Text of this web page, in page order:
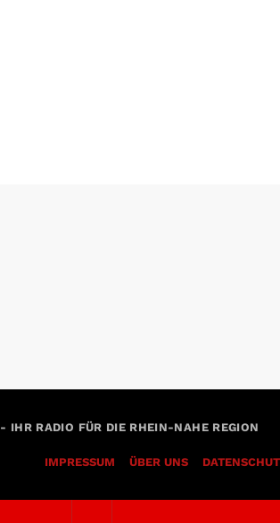
- IHR RADIO FÜR DIE RHEIN-NAHE REGION
IMPRESSUM ÜBER UNS